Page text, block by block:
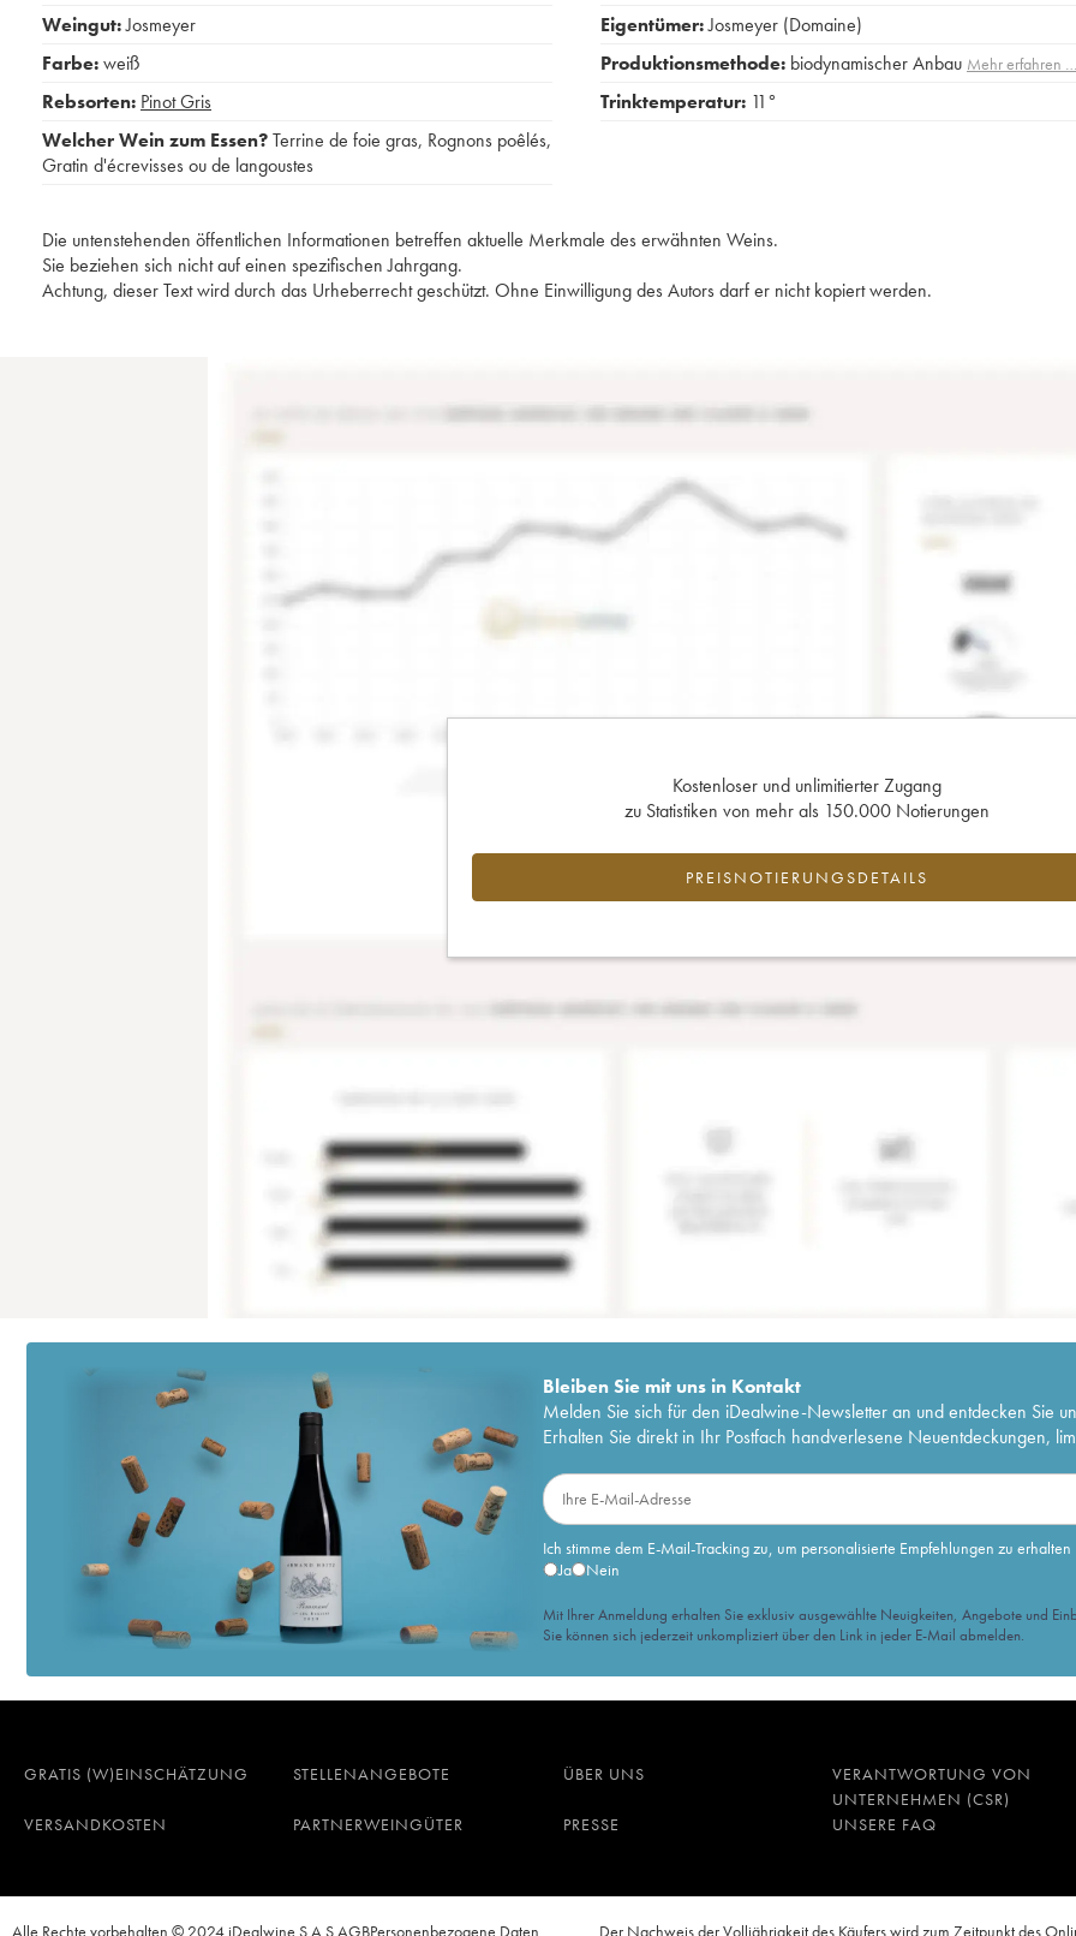
Weingut:Josmeyer
Farbe:weiß
Rebsorten: Pinot Gris
Welcher Wein zum Essen?Terrine de foie gras, Rognons poêlés,
Gratin d'écrevisses ou de langoustes
Eigentümer:Josmeyer (Domaine)
Produktionsmethode: biodynamischer Anbau Mehr erfahren
Trinktemperatur: 11°
Die untenstehenden öffentlichen Informationen betreffen aktuelle Merkmale des erwähnten Weins.
Sie beziehen sich nicht auf einen spezifischen Jahrgang.
Achtung, dieser Text wird durch das Urheberrecht geschützt. Ohne Einwilligung des Autors darf er nicht kopiert werden.
Kostenloser und unlimitierter Zugang
zu Statistiken von mehr als 150.000 Notierungen
PREISNOTIERUNGSDETAILS
Bleiben Sie mit uns in Kontakt
Melden Sie sich für den iDealwine-Newsletter an und entdecken Sie
Erhalten Sie direkt in Ihr Postfach handverlesene Neuentdeckungen,
Ich stimme dem E-Mail-Tracking zu, um personalisierte Empfehlungen zu erhalten
Ja
Nein
Mit Ihrer Anmeldung erhalten Sie exklusiv ausgewählte Neuigkeiten, Angebote und
Sie können sich jederzeit unkompliziert über den Link in jeder E-Mail abmelden.
GRATIS (W)EINSCHÄTZUNG STELLENANGEBOTE ÜBER UNS
VERANTWORTUNG VON
UNTERNEHMEN (CSR)
VERSANDKOSTEN
PARTNERWEINGÜTER PRESSE UNSERE FAQ
Alle Rechte vorbehalten © 2024 iDealwine S.A.S.AGBPersonenbezogene Daten Der Nachweis der Volljährigkeit des Käufers wird zum Zeitpunkt des